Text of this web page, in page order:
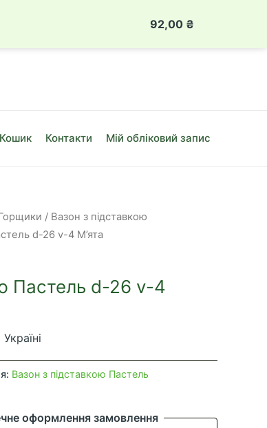
Луцьк, вул. Привокзальна, 10Б
Кошик Контакти Мій обліковий запис
/ Вазон з підставкою
d-26 v-4 М’ята
Пастель d-26 v-4
Вазон з підставкою Пастель
оформлення замовлення
92,00 ₴
з
v-